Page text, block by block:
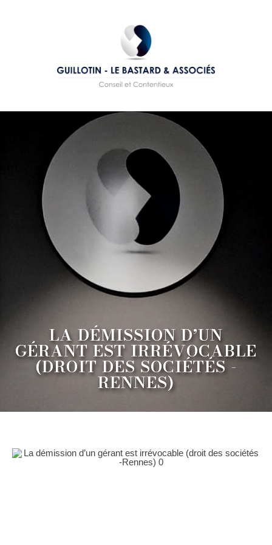
LA DÉMISSION D’UN
GÉRANT EST IRRÉVOCABLE
(DROIT DES SOCIÉTÉS -
RENNES)